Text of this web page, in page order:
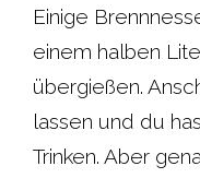
Einige
einem halben
übergießen.
lassen und du
Trinken. Aber